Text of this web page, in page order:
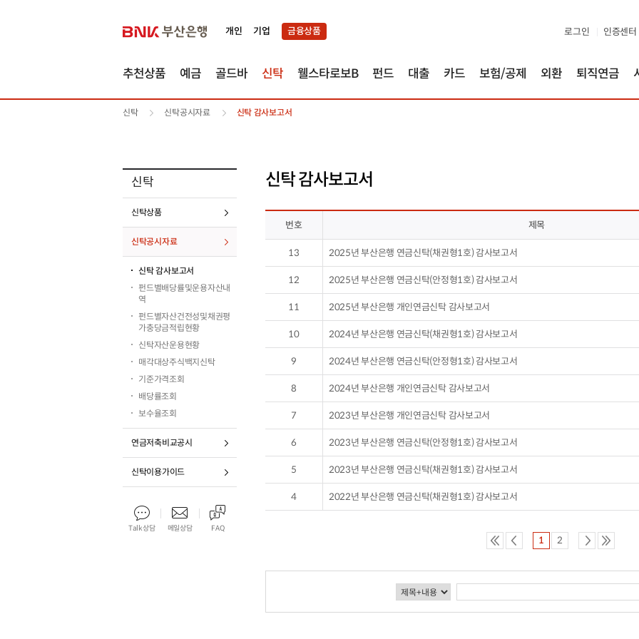
개인 기업 금융상품 로그인 인증센터
추천상품 예금 골드바 신탁 웰스타로보B 펀드 대출 카드 보험/공제 외환 퇴직연금
신탁 신탁공시자료 신탁 감사보고서
신탁
신탁상품
신탁공시자료
신탁 감사보고서
펀드별배당률및운용자산내
역
펀드별자산건전성및채권평
가충당금적립현황
신탁자산운용현황
매각대상주식백지신탁
기준가격조회
배당률조회
보수율조회
연금저축비교공시
신탁이용가이드
Talk상담 메일상담 FAQ
신탁 감사보고서
번호 제목
13 2025년 부산은행 연금신탁(채권형1호) 감사보고서
12 2025년 부산은행 연금신탁(안정형1호) 감사보고서
11 2025년 부산은행 개인연금신탁 감사보고서
10 2024년 부산은행 연금신탁(채권형1호) 감사보고서
9 2024년 부산은행 연금신탁(안정형1호) 감사보고서
8 2024년 부산은행 개인연금신탁 감사보고서
7 2023년 부산은행 개인연금신탁 감사보고서
6 2023년 부산은행 연금신탁(안정형1호) 감사보고서
5 2023년 부산은행 연금신탁(채권형1호) 감사보고서
4 2022년 부산은행 연금신탁(채권형1호) 감사보고서
1 2